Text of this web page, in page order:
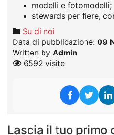
modelli e fotomodelli;
stewards per fiere,
Su di noi
Data di pubblicazione: 09
Written by Admin
6592 visite
Lascia il tuo primo